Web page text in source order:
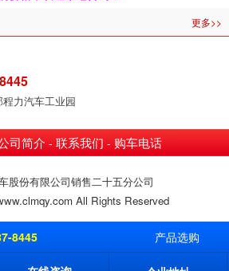
更多>>
力汽车工业园
司简介 - 联系我们 - 购车电话
股份有限公司销售二十五分公司
All Rights Reserved
8445 产品选购